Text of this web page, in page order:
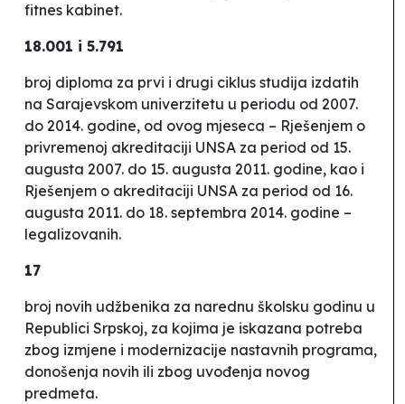
fitnes kabinet.
18.001 i 5.791
broj diploma za prvi i drugi ciklus studija izdatih
na Sarajevskom univerzitetu u periodu od 2007.
do 2014. godine, od ovog mjeseca – Rješenjem o
privremenoj akreditaciji UNSA za period od 15.
augusta 2007. do 15. augusta 2011. godine, kao i
Rješenjem o akreditaciji UNSA za period od 16.
augusta 2011. do 18. septembra 2014. godine –
legalizovanih.
17
broj novih udžbenika za narednu školsku godinu u
Republici Srpskoj, za kojima je iskazana potreba
zbog izmjene i modernizacije nastavnih programa,
donošenja novih ili zbog uvođenja novog
predmeta.